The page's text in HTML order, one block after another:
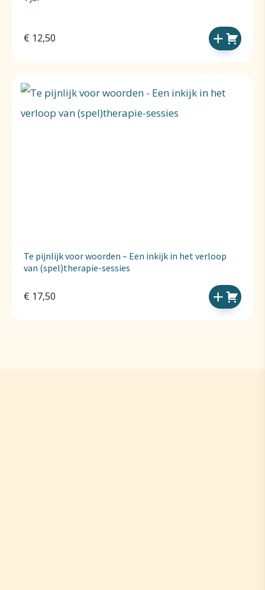
€ 12,50
Te pijnlijk voor woorden – Een inkijk in het verloop
van (spel)therapie-sessies
€ 17,50